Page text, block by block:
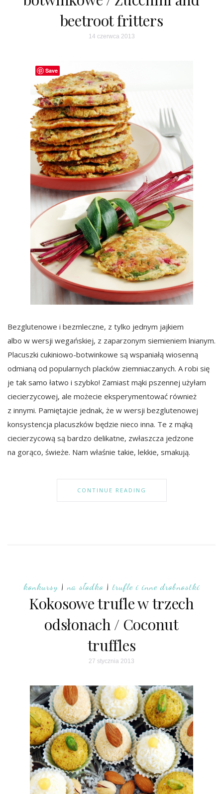
beetroot fritters
14 czerwca 2013
Bezglutenowe i bezmleczne, z tylko jednym jajkiem
albo w wersji wegańskiej, z zaparzonym siemieniem lnianym.
Placuszki cukiniowo-botwinkowe są wspaniałą wiosenną
odmianą od popularnych placków ziemniaczanych. A robi się
je tak samo łatwo i szybko! Zamiast mąki pszennej użyłam
ciecierzycowej, ale możecie eksperymentować również
z innymi. Pamiętajcie jednak, że w wersji bezglutenowej
konsystencja placuszków będzie nieco inna. Te z mąką
ciecierzycową są bardzo delikatne, zwłaszcza jedzone
na gorąco, świeże. Nam właśnie takie, lekkie, smakują.
CONTINUE READING
konkursy | na słodko| trufle i inne drobnostki
Kokosowe trufle w trzech
odsłonach / Coconut
truffles
27 stycznia 2013
Save